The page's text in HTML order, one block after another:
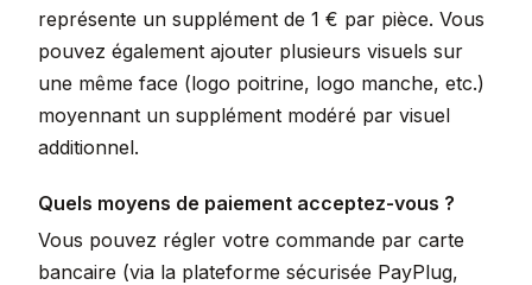
représente un supplément de 1 € par pièce. Vous
pouvez également ajouter plusieurs visuels sur
une même face (logo poitrine, logo manche, etc.)
moyennant un supplément modéré par visuel
additionnel.
Quels moyens de paiement acceptez-vous ?
Vous pouvez régler votre commande par carte
bancaire (via la plateforme sécurisée PayPlug,